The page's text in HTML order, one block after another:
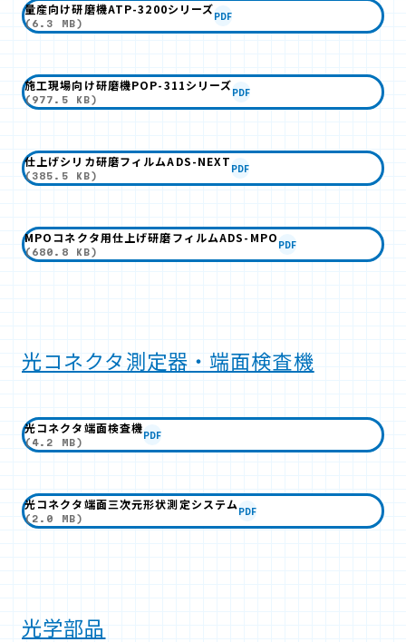
量産向け研磨機ATP-3200シリーズ
(6.3 MB)
PDF
施工現場向け研磨機POP-311シリーズ
(977.5 KB)
PDF
仕上げシリカ研磨フィルムADS-NEXT
(385.5 KB)
PDF
MPOコネクタ用仕上げ研磨フィルムADS-MPO
(680.8 KB)
PDF
光コネクタ測定器・端面検査機
光コネクタ端面検査機
(4.2 MB)
PDF
光コネクタ端面三次元形状測定システム
(2.0 MB)
PDF
光学部品